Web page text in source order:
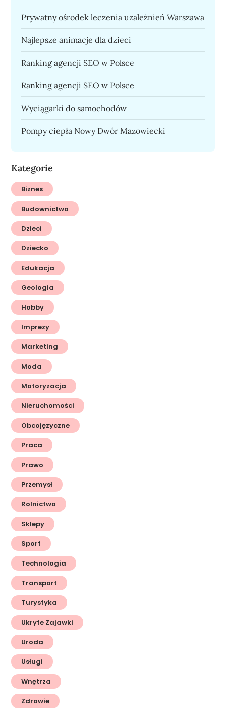
Prywatny ośrodek leczenia uzależnień Warszawa
Najlepsze animacje dla dzieci
Ranking agencji SEO w Polsce
Ranking agencji SEO w Polsce
Wyciągarki do samochodów
Pompy ciepła Nowy Dwór Mazowiecki
Kategorie
Biznes
Budownictwo
Dzieci
Dziecko
Edukacja
Geologia
Hobby
Imprezy
Marketing
Moda
Motoryzacja
Nieruchomości
Obcojęzyczne
Praca
Prawo
Przemysł
Rolnictwo
Sklepy
Sport
Technologia
Transport
Turystyka
Ukryte Zajawki
Uroda
Usługi
Wnętrza
Zdrowie